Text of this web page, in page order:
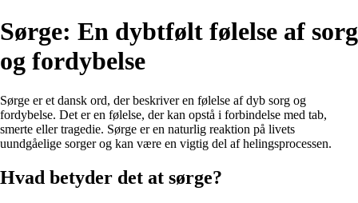
Sørge: En dybtfølt følelse af sorg
og fordybelse
Sørge er et dansk ord, der beskriver en følelse af dyb sorg og
fordybelse. Det er en følelse, der kan opstå i forbindelse med tab,
smerte eller tragedie. Sørge er en naturlig reaktion på livets
uundgåelige sorger og kan være en vigtig del af helingsprocessen.
Hvad betyder det at sørge?